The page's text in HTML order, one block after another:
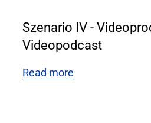
Szenario IV -
Videopodcast
Read more